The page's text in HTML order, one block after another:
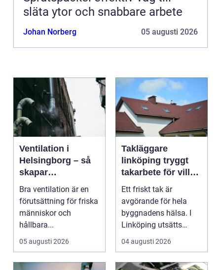
släta ytor och snabbare arbete
Johan Norberg 05 augusti 2026
Ventilation i
Helsingborg – så
skapar
fastighetsägare
friskare och mer
energieffektiva
byggnader
Bra ventilation är en
förutsättning för friska
människor och
hållbara...
05 augusti 2026
Takläggare
linköping tryggt
takarbete för villa,
brf och företag
Ett friskt tak är
avgörande för hela
byggnadens hälsa. I
Linköping utsätts
taken för stora
temperatu...
04 augusti 2026